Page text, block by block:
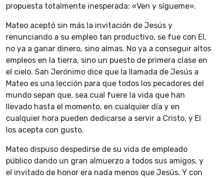
propuesta totalmente inesperada: «Ven y sígueme».
Mateo aceptó sin más la invitación de Jesús y
renunciando a su empleo tan productivo, se fue con El,
no ya a ganar dinero, sino almas. No ya a conseguir altos
empleos en la tierra, sino un puesto de primera clase en
el cielo. San Jerónimo dice que la llamada de Jesús a
Mateo es una lección para que todos los pecadores del
mundo sepan que, sea cual fuere la vida que han
llevado hasta el momento, en cualquier día y en
cualquier hora pueden dedicarse a servir a Cristo, y El
los acepta con gusto.
Mateo dispuso despedirse de su vida de empleado
público dando un gran almuerzo a todos sus amigos, y
el invitado de honor era nada menos que Jesús. Y con